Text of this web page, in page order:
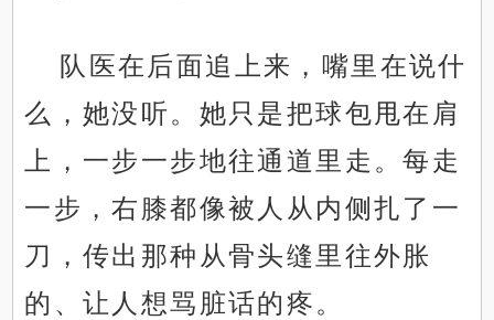
队医在后面追上来，嘴里在说什
么，她没听。她只是把球包甩在肩
上，一步一步地往通道里走。每走
一步，右膝都像被人从内侧扎了一
刀，传出那种从骨头缝里往外胀
的、让人想骂脏话的疼。